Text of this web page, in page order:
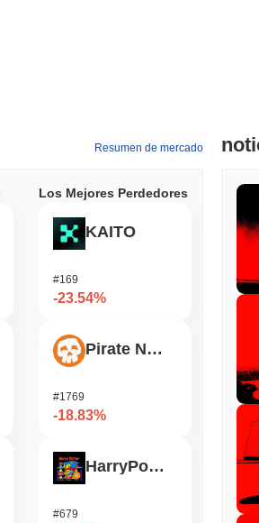
Resumen de mercado
Los Mejores Perdedores
KAITO
#169
-23.54%
Pirate Nation Token
#1769
-18.83%
HarryPotterObamaSonic10Inu (ETH)
#679